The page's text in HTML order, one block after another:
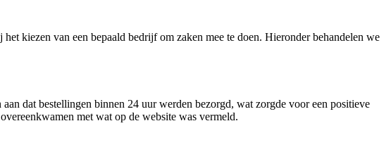
kiezen van een bepaald bedrijf om zaken mee te doen. Hieronder behandelen we
dat bestellingen binnen 24 uur werden bezorgd, wat zorgde voor een positieve
met wat op de website was vermeld.